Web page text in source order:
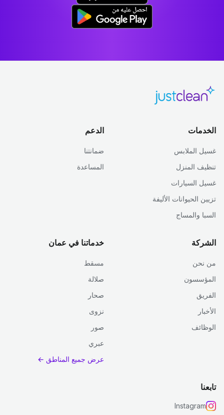
الخدمات
غسيل الملابس
تنظيف المنزل
غسيل السيارات
تزيين الحيوانات الأليفة
السبا والمساج
الدعم
ضمانتنا
المساعدة
الشركة
من نحن
المؤسسون
الفريق
الأخبار
الوظائف
خدماتنا في عمان
مسقط
صلالة
صحار
نزوى
صور
عبري
عرض جميع المناطق ←
تابعنا
Instagram